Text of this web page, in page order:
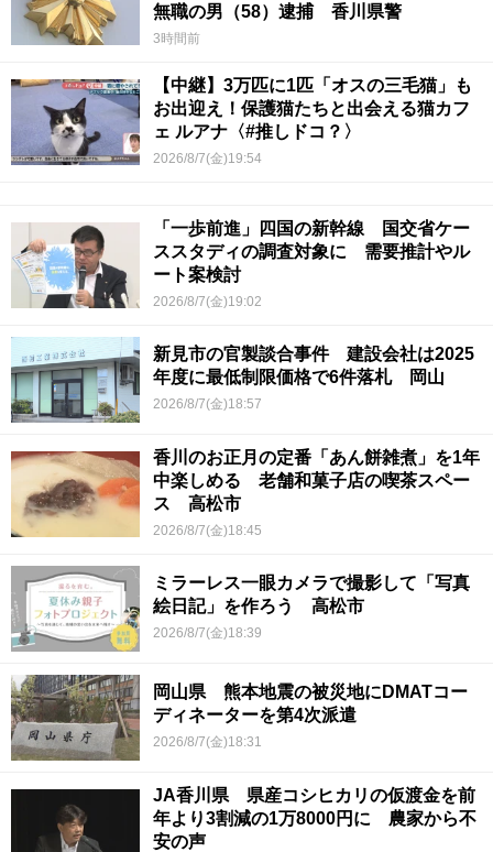
無職の男（58）逮捕 香川県警
3時間前
【中継】3万匹に1匹「オスの三毛猫」も
お出迎え！保護猫たちと出会える猫カフ
ェ ルアナ〈#推しドコ？〉
2026/8/7(金)19:54
「一歩前進」四国の新幹線 国交省ケー
ススタディの調査対象に 需要推計やル
ート案検討
2026/8/7(金)19:02
新見市の官製談合事件 建設会社は2025
年度に最低制限価格で6件落札 岡山
2026/8/7(金)18:57
香川のお正月の定番「あん餅雑煮」を1年
中楽しめる 老舗和菓子店の喫茶スペー
ス 高松市
2026/8/7(金)18:45
ミラーレス一眼カメラで撮影して「写真
絵日記」を作ろう 高松市
2026/8/7(金)18:39
岡山県 熊本地震の被災地にDMATコー
ディネーターを第4次派遣
2026/8/7(金)18:31
JA香川県 県産コシヒカリの仮渡金を前
年より3割減の1万8000円に 農家から不
安の声